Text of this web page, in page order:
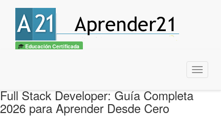
Educación Certificada
Menu
Full Stack Developer: Guía Completa
2026 para Aprender Desde Cero